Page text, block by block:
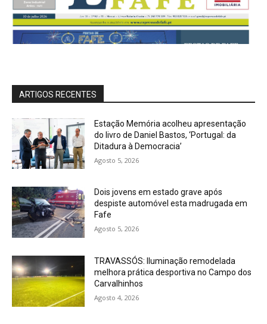
ARTIGOS RECENTES
Estação Memória acolheu apresentação
do livro de Daniel Bastos, ‘Portugal: da
Ditadura à Democracia’
Agosto 5, 2026
Dois jovens em estado grave após
despiste automóvel esta madrugada em
Fafe
Agosto 5, 2026
TRAVASSÓS: Iluminação remodelada
melhora prática desportiva no Campo dos
Carvalhinhos
Agosto 4, 2026